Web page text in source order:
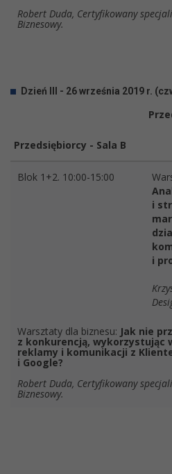
Robert Duda, Certyfikowany
Biznesowy.
Dzień III - 26 września 2019 r.
Przedsiębiorcy - Sala B
Blok 1+2. 10:00-15:00
i
i
Warsztaty dla biznesu: Jak nie
z konkurencją, wykorzystując
reklamy i komunikacji z
i Google?
Robert Duda, Certyfikowany
Biznesowy.